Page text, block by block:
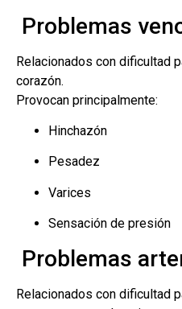
Problemas
Relacionados con dificultad
corazón.
Provocan principalmente:
Hinchazón
Pesadez
Varices
Sensación de presión
Problemas
Relacionados con dificultad